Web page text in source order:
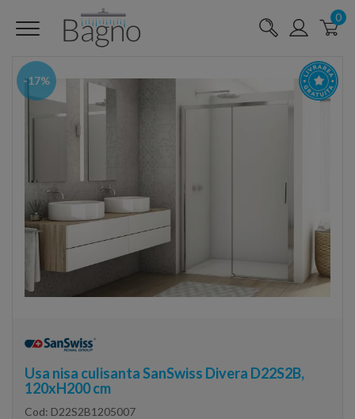
0
-17%
Usa nisa culisanta SanSwiss Divera D22S2B,
120xH200 cm
Cod: D22S2B1205007